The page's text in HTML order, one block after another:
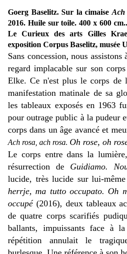
Goerg Baselitz. Sur la cimaise Ach
2016. Huile sur toile. 400 x 600
Le Curieux des arts Gilles
exposition Corpus Baselitz, musée
Sans concession, nous
regard implacable sur son
Elke. Ce n'est plus le corps
manifestation matinale de sa
les tableaux exposés en 1963
pour outrage public à la pudeur
corps dans un âge avancé et
Ach rosa, ach rosa. Oh rose, oh
Le corps entre dans la
résurrection de Guidiamo.
lucide, très lucide sur lui-
herrje, ma tutto occupato. Oh
occupé(2016), deux tableaux
de quatre corps scarifiés
ballants, impuissants face à
répétition annulait le